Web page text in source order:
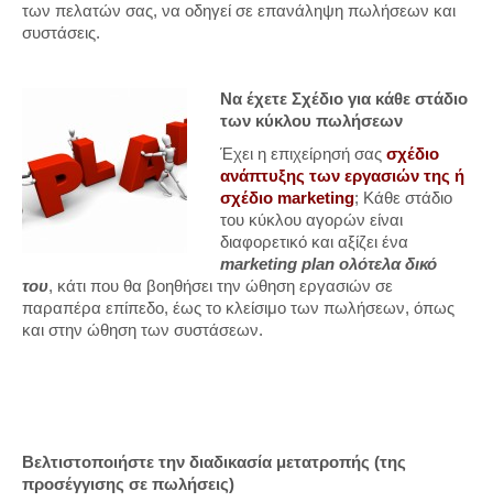
των πελατών σας, να οδηγεί σε επανάληψη πωλήσεων και
συστάσεις.
Να έχετε Σχέδιο για κάθε στάδιο
των κύκλου πωλήσεων
Έχει η επιχείρησή σας σχέδιο
ανάπτυξης των εργασιών της ή
σχέδιο marketing; Κάθε στάδιο
του κύκλου αγορών είναι
διαφορετικό και αξίζει ένα
marketing plan ολότελα δικό
του, κάτι που θα βοηθήσει την ώθηση εργασιών σε
παραπέρα επίπεδο, έως το κλείσιμο των πωλήσεων, όπως
και στην ώθηση των συστάσεων.
Βελτιστοποιήστε την διαδικασία μετατροπής (της
προσέγγισης σε πωλήσεις)